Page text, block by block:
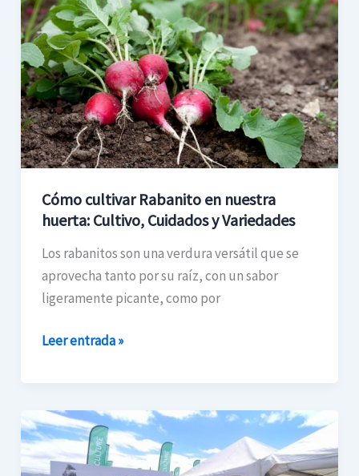
Cómo cultivar Rabanito en nuestra
huerta: Cultivo, Cuidados y Variedades
Los rabanitos son una verdura versátil que se
aprovecha tanto por su raíz, con un sabor
ligeramente picante, como por
Rabanito
en
nuestra
huerta:
Cultivo,
Cuidados
y
Variedades
Leer entrada »
Fecoagro
San
Juan: